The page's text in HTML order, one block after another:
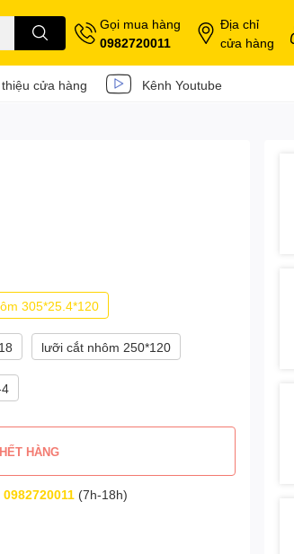
Gọi mua hàng
0982720011
Địa chỉ
cửa hàng
cửa hàng Kênh Youtube
305*25.4*120
lưỡi cắt nhôm 250*120
HẾT HÀNG
0982720011 (7h-18h)